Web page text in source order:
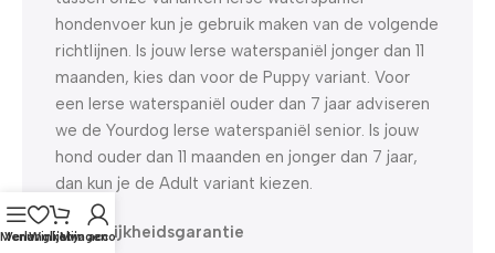
hondenvoer kun je gebruik maken van de volgende
richtlijnen. Is jouw Ierse waterspaniël jonger dan 11
maanden, kies dan voor de Puppy variant. Voor
een Ierse waterspaniël ouder dan 7 jaar adviseren
we de Yourdog Ierse waterspaniël senior. Is jouw
hond ouder dan 11 maanden en jonger dan 7 jaar,
dan kun je de Adult variant kiezen.
Smakelijkheidsgarantie
Menu
Verlanglijst
Winkelwagen
Mijn account